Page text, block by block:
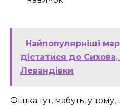
Найпопулярніші
дістатися до
Левандівки
Фішка тут, мабуть, у